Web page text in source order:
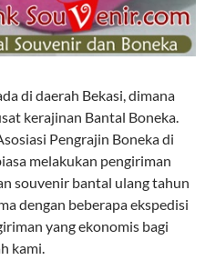
di daerah Bekasi, dimana
kerajinan Bantal Boneka.
Pengrajin Boneka di
melakukan pengiriman
souvenir bantal ulang tahun
dengan beberapa ekspedisi
yang ekonomis bagi
kami.